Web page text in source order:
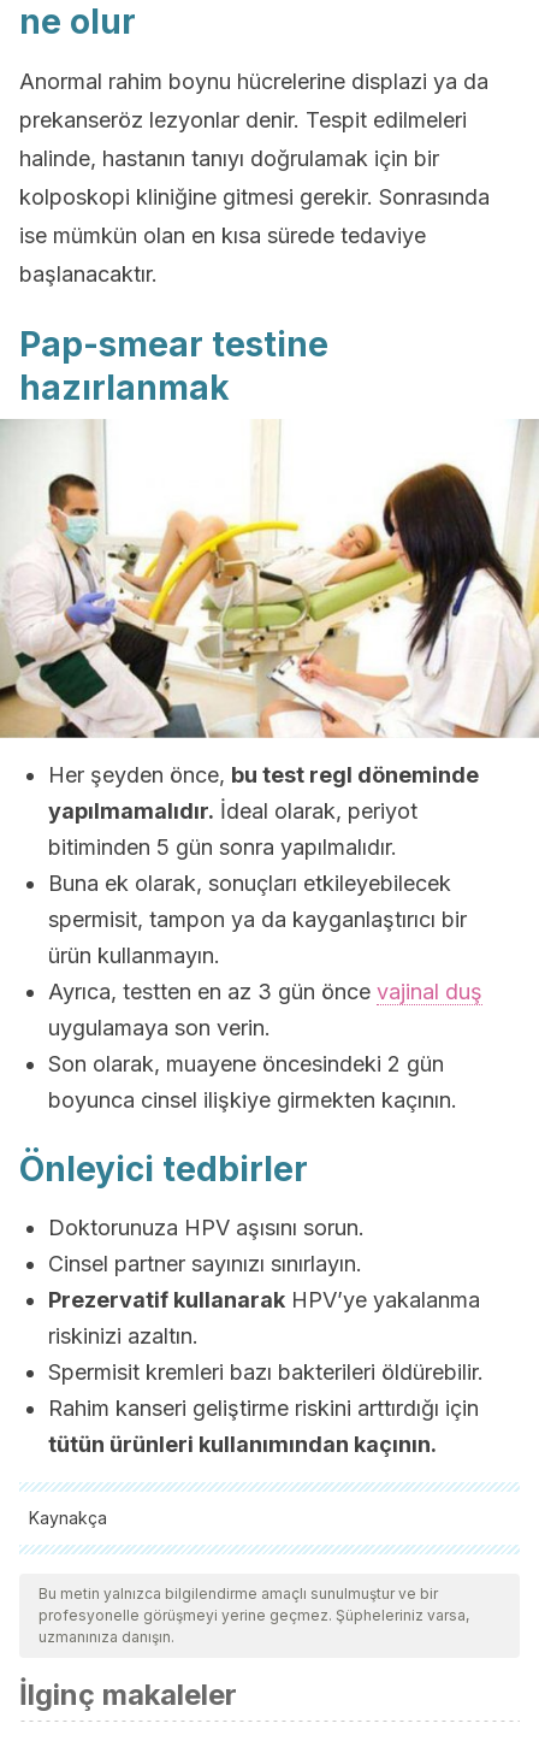
ne olur
Anormal rahim boynu hücrelerine displazi ya da
prekanseröz lezyonlar denir. Tespit edilmeleri
halinde, hastanın tanıyı doğrulamak için bir
kolposkopi kliniğine gitmesi gerekir. Sonrasında
ise mümkün olan en kısa sürede tedaviye
başlanacaktır.
Pap-smear testine
hazırlanmak
Her şeyden önce, bu test regl döneminde
yapılmamalıdır. İdeal olarak, periyot
bitiminden 5 gün sonra yapılmalıdır.
Buna ek olarak, sonuçları etkileyebilecek
spermisit, tampon ya da kayganlaştırıcı bir
ürün kullanmayın.
Ayrıca, testten en az 3 gün önce vajinal duş
uygulamaya son verin.
Son olarak, muayene öncesindeki 2 gün
boyunca cinsel ilişkiye girmekten kaçının.
Önleyici tedbirler
Doktorunuza HPV aşısını sorun.
Cinsel partner sayınızı sınırlayın.
Prezervatif kullanarak HPV’ye yakalanma
riskinizi azaltın.
Spermisit kremleri bazı bakterileri öldürebilir.
Rahim kanseri geliştirme riskini arttırdığı için
tütün ürünleri kullanımından kaçının.
Kaynakça
Tüm alıntı yapılan kaynaklar, kalitelerini, güvenilirliklerini,
güncelliklerini ve geçerliliklerini sağlamak için ekibimiz
tarafından derinlemesine incelendi. Bu makalenin bibliyografisi
kabul edildi.
Pérez M., C. H. (2016). Virus del papiloma humano.
Bu metin yalnızca bilgilendirme amaçlı sunulmuştur ve bir
profesyonelle görüşmeyi yerine geçmez. Şüpheleriniz varsa,
uzmanınıza danışın.
İlginç makaleler